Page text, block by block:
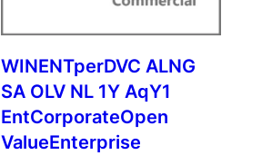
WINENTperDVC ALNG
SA OLV NL 1Y AqY1
EntCorporateOpen
ValueEnterprise